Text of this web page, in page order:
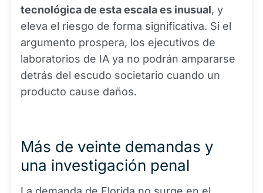
tecnológica de esta escala es inusual, y
eleva el riesgo de forma significativa. Si el
argumento prospera, los ejecutivos de
laboratorios de IA ya no podrán ampararse
detrás del escudo societario cuando un
producto cause daños.
Más de veinte demandas y
una investigación penal